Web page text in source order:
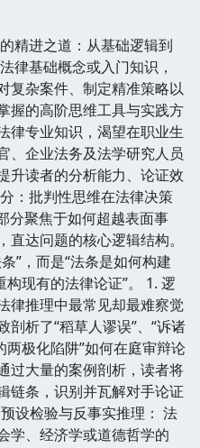
精进之道：从基础逻辑到
律基础概念或入门知识，
复杂案件、制定精准策略以
握的高阶思维工具与实践方
律专业知识，渴望在职业生
、企业法务及法学研究人员
升读者的分析能力、论证效
：批判性思维在法律决策
分聚焦于如何超越表面事
达问题的核心逻辑结构。
”，而是“法条是如何构建
构现有的法律论证”。 1. 逻
律推理中最常见却最难察觉
剖析了“稻草人谬误”、“诉诸
两极化陷阱”如何在庭审辩论
过大量的案例剖析，读者将
链条，识别并瓦解对手论证
设检验与反事实推理： 法
学、经济学或道德哲学的